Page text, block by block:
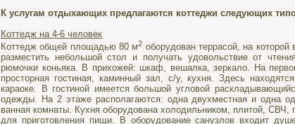
К услугам отдыхающих предлагаются коттеджи следующих
Коттедж на 4-6 человек
Коттедж общей площадью 80 м2 оборудован террасой, на
разместить небольшой стол и получать удовольствие от
рюмочки коньяка. В прихожей: шкаф, вешалка, зеркало. На
просторная гостиная, каминный зал, с/у, кухня. Здесь
караоке. В гостиной имеется большой угловой
одежды. На 2 этаже располагаются: одна двухместная и одна
ванная комнаты. Кухня оборудована холодильником, плитой, СВЧ,
для приготовления пищи. В оборудование санузлов входит